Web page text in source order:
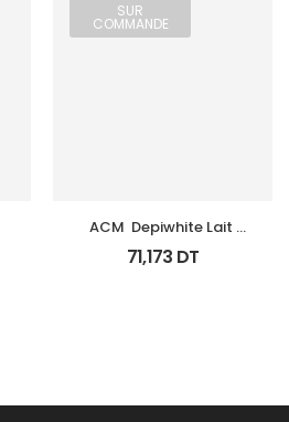
SUR
COMMANDE
ACM  Depiwhite Lait
Corporel Eclaircissant
200Ml
71,173 DT